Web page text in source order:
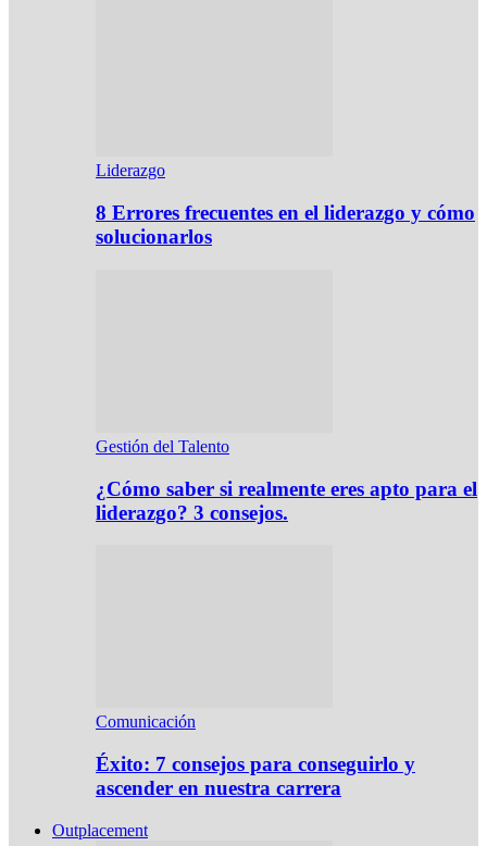
Liderazgo
8 Errores frecuentes en el liderazgo y cómo
solucionarlos
Gestión del Talento
¿Cómo saber si realmente eres apto para el
liderazgo? 3 consejos.
Comunicación
Éxito: 7 consejos para conseguirlo y
ascender en nuestra carrera
Outplacement